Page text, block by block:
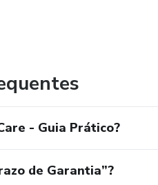
- Guia Prático?
de Garantia”?